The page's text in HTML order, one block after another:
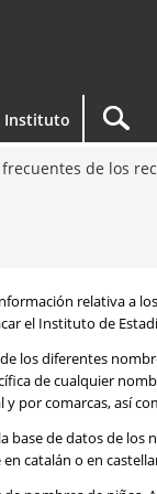
Instituto
de los
relativa a
el Instituto de
los diferentes
de cualquier
por comarcas, así
base de datos de
catalán o en